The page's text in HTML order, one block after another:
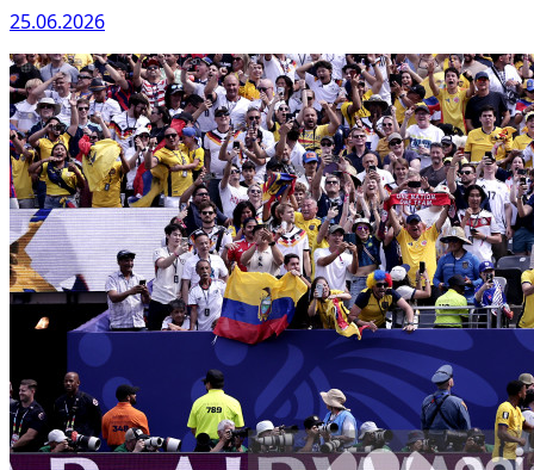
25.06.2026